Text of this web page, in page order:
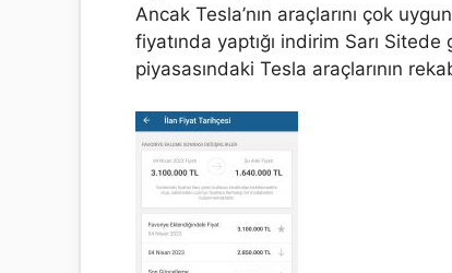
Ancak Tesla’nın araçlarını çok
fiyatında yaptığı indirim Sarı
piyasasındaki Tesla araçlarının